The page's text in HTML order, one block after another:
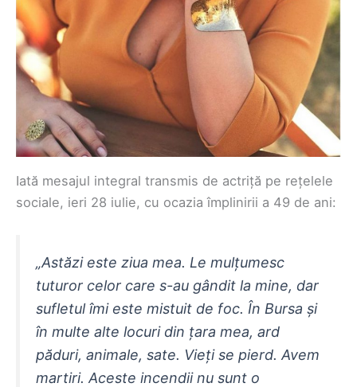
Iată mesajul integral transmis de actriță pe rețelele
sociale, ieri 28 iulie, cu ocazia împlinirii a 49 de ani:
„Astăzi este ziua mea. Le mulțumesc
tuturor celor care s-au gândit la mine, dar
sufletul îmi este mistuit de foc. În Bursa și
în multe alte locuri din țara mea, ard
păduri, animale, sate. Vieți se pierd. Avem
martiri. Aceste incendii nu sunt o